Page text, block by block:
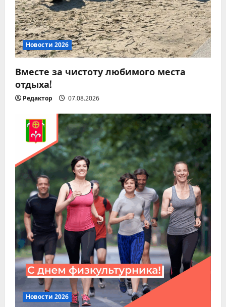
Новости 2026
Вместе за чистоту любимого места
отдыха!
Редактор 07.08.2026
Новости 2026